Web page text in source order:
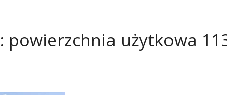
powierzchnia użytkowa